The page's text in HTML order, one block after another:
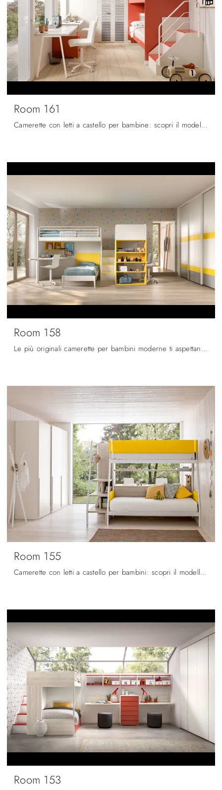
Room 161
Camerette con letti a castello per bambine: scopri il modello in melaminico Room 161 di Zg Mobili per stanzette moderne.
Room 158
Le più originali camerette per bambini moderne ti aspettano! Scopri il modello Room 158 di Zg Mobili.
Room 155
Camerette con letti a castello per bambini: scopri il modello in melaminico Room 155 di Zg Mobili per stanzette moderne.
Room 153